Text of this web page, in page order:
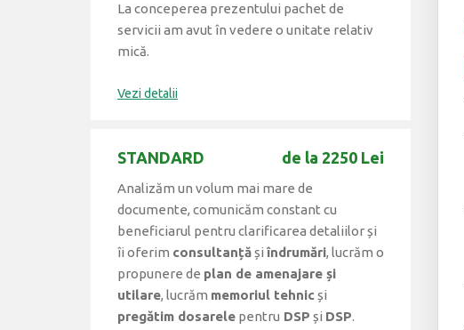
La conceperea prezentului pachet de
servicii am avut în vedere o unitate relativ
mică.
Vezi detalii
STANDARD de la 2250 Lei
Analizăm un volum mai mare de
documente, comunicăm constant cu
beneficiarul pentru clarificarea detaliilor și
îi oferim consultanțăși îndrumări, lucrăm o
propunere de plan de amenajare și
utilare, lucrăm memoriul tehnicși
pregătim dosarele pentru DSP și DSP.